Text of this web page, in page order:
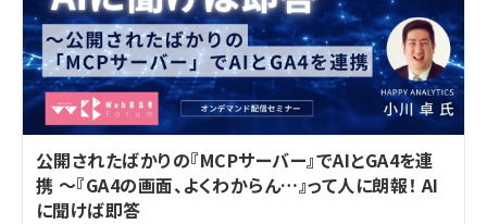
公開されたばかりの『MCPサーバー』でAIとGA4を連
携 ～『GA4の画面、よくわからん…』って人に朗報！ AI
に聞けば即答